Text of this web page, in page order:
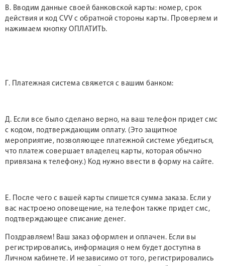
В. Вводим данные своей банковской карты: номер, срок
действия и код CVV с обратной стороны карты. Проверяем и
нажимаем кнопку ОПЛАТИТЬ.
Г. Платежная система свяжется с вашим банком:
Д. Если все было сделано верно, на ваш телефон придет смс
с кодом, подтверждающим оплату. (Это защитное
мероприятие, позволяющее платежной системе убедиться,
что платеж совершает владелец карты, которая обычно
привязана к телефону.) Код нужно ввести в форму на сайте.
Е. После чего с вашей карты спишется сумма заказа. Если у
вас настроено оповещение, на телефон также придет смс,
подтверждающее списание денег.
Поздравляем! Ваш заказ оформлен и оплачен. Если вы
регистрировались, информация о нем будет доступна в
Личном кабинете. И независимо от того, регистрировались